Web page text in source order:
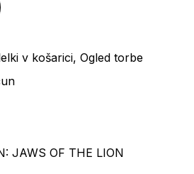
v košarici, Ogled torbe
JAWS OF THE LION